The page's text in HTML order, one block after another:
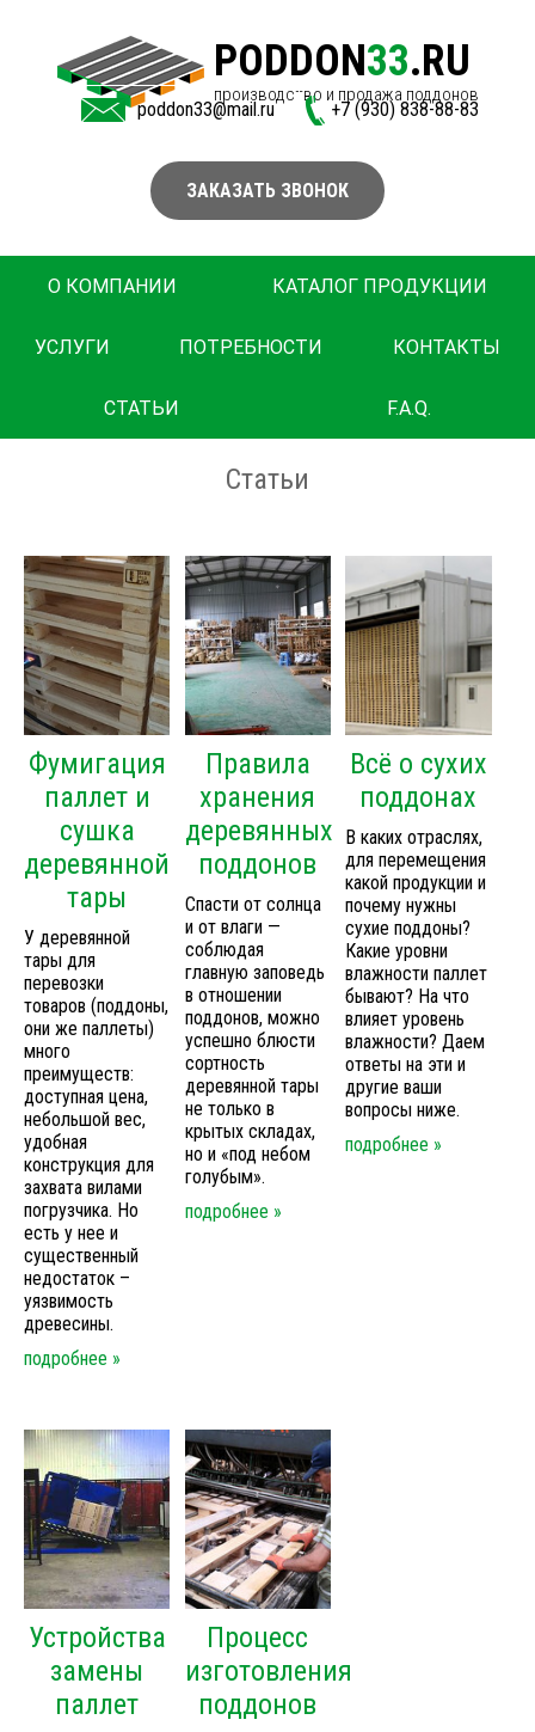
PODDON33.RU
производство и продажа поддонов
poddon33@mail.ru +7 (930) 838-88-83
ЗАКАЗАТЬ ЗВОНОК
О КОМПАНИИ КАТАЛОГ ПРОДУКЦИИ
УСЛУГИ ПОТРЕБНОСТИ КОНТАКТЫ
СТАТЬИ F.A.Q.
Статьи
Фумигация
паллет и
сушка
деревянной
тары
У деревянной
тары для
перевозки
товаров (поддоны,
они же паллеты)
много
преимуществ:
доступная цена,
небольшой вес,
удобная
конструкция для
захвата вилами
погрузчика. Но
есть у нее и
существенный
недостаток –
уязвимость
древесины.
подробнее »
Правила
хранения
деревянных
поддонов
Спасти от солнца
и от влаги —
соблюдая
главную заповедь
в отношении
поддонов, можно
успешно блюсти
сортность
деревянной тары
не только в
крытых складах,
но и «под небом
голубым».
подробнее »
Всё о сухих
поддонах
В каких отраслях,
для перемещения
какой продукции и
почему нужны
сухие поддоны?
Какие уровни
влажности паллет
бывают? На что
влияет уровень
влажности? Даем
ответы на эти и
другие ваши
вопросы ниже.
подробнее »
Устройства
замены
паллет
Процесс
изготовления
поддонов